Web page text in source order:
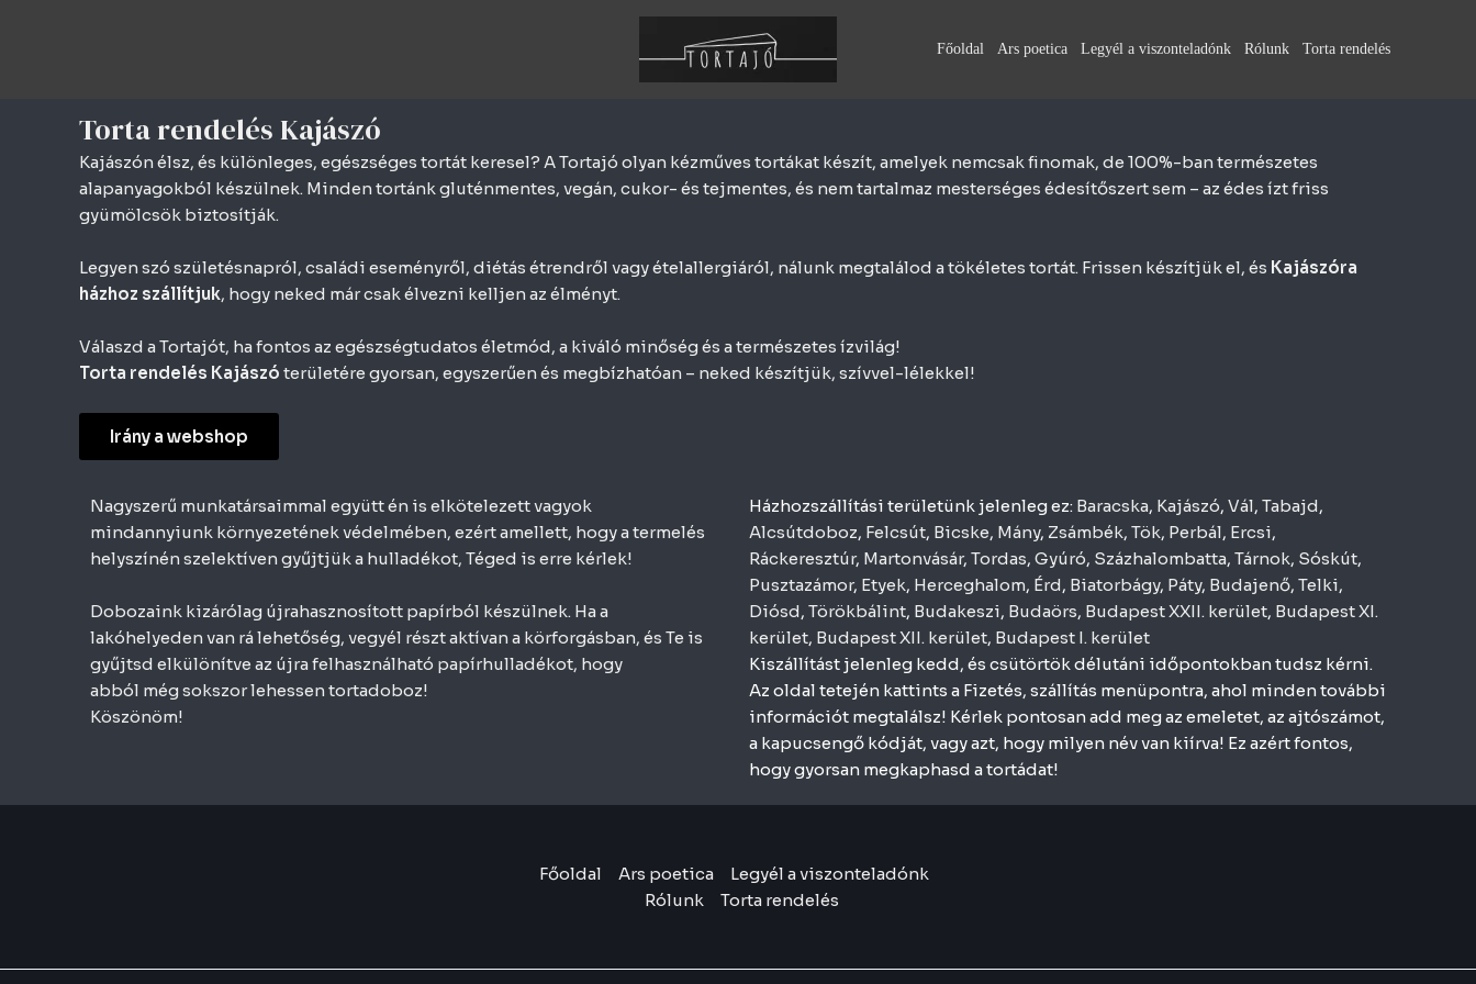
Főoldal Ars poetica Legyél a viszonteladónk Rólunk Torta rendelés
Torta rendelés Kajászó
Kajászón élsz, és különleges, egészséges tortát keresel? A Tortajó olyan kézműves tortákat készít, amelyek nemcsak finomak, de 100%-ban természetes
alapanyagokból készülnek. Minden tortánk gluténmentes, vegán, cukor- és tejmentes, és nem tartalmaz mesterséges édesítőszert sem – az édes ízt friss
gyümölcsök biztosítják.
Legyen szó születésnapról, családi eseményről, diétás étrendről vagy ételallergiáról, nálunk megtalálod a tökéletes tortát. Frissen készítjük el, és Kajászóra
házhoz szállítjuk, hogy neked már csak élvezni kelljen az élményt.
Válaszd a Tortajót, ha fontos az egészségtudatos életmód, a kiváló minőség és a természetes ízvilág!
Torta rendelés Kajászó területére gyorsan, egyszerűen és megbízhatóan – neked készítjük, szívvel-lélekkel!
Irány a webshop
Nagyszerű munkatársaimmal együtt én is elkötelezett vagyok
mindannyiunk környezetének védelmében, ezért amellett, hogy a termelés
helyszínén szelektíven gyűjtjük a hulladékot, Téged is erre kérlek!
Dobozaink kizárólag újrahasznosított papírból készülnek. Ha a
lakóhelyeden van rá lehetőség, vegyél részt aktívan a körforgásban, és Te is
gyűjtsd elkülönítve az újra felhasználható papírhulladékot, hogy
abból még sokszor lehessen tortadoboz!
Köszönöm!
Házhozszállítási területünk jelenleg ez: Baracska, Kajászó, Vál, Tabajd,
Alcsútdoboz, Felcsút, Bicske, Mány, Zsámbék, Tök, Perbál, Ercsi,
Ráckeresztúr, Martonvásár, Tordas, Gyúró, Százhalombatta, Tárnok, Sóskút,
Pusztazámor, Etyek, Herceghalom, Érd, Biatorbágy, Páty, Budajenő, Telki,
Diósd, Törökbálint, Budakeszi, Budaörs, Budapest XXII. kerület, Budapest XI.
kerület, Budapest XII. kerület, Budapest I. kerület
Kiszállítást jelenleg kedd, és csütörtök délutáni időpontokban tudsz kérni.
Az oldal tetején kattints a Fizetés, szállítás menüpontra, ahol minden további
információt megtalálsz! Kérlek pontosan add meg az emeletet, az ajtószámot,
a kapucsengő kódját, vagy azt, hogy milyen név van kiírva! Ez azért fontos,
hogy gyorsan megkaphasd a tortádat!
Főoldal Ars poetica
Legyél a viszonteladónk
Rólunk
Torta rendelés